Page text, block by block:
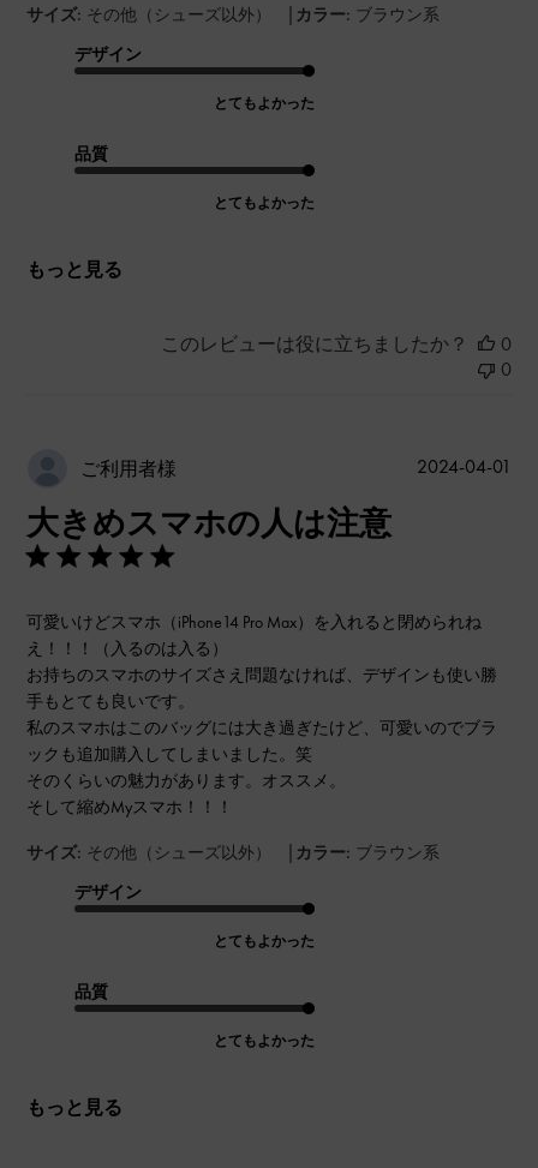
サイズ: その他（シューズ以外） | カラー: ブラウン系
デザイン
とてもよかった
品質
とてもよかった
もっと見る
このレビューは役に立ちましたか？
0
0
ご利用者様
大きめスマホの人は注意
可愛いけどスマホ（iPhone14 Pro Max）を入れると閉められね
え！！！（入るのは入る）
お持ちのスマホのサイズさえ問題なければ、デザインも使い勝
手もとても良いです。
私のスマホはこのバッグには大き過ぎたけど、可愛いのでブラ
ックも追加購入してしまいました。笑
そのくらいの魅力があります。オススメ。
そして縮めMyスマホ！！！
サイズ: その他（シューズ以外） | カラー: ブラウン系
デザイン
とてもよかった
品質
とてもよかった
もっと見る
2024-04-01